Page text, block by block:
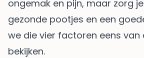
ongemak en pijn, maar zorg
gezonde pootjes en een
we die vier factoren eens van
bekijken.